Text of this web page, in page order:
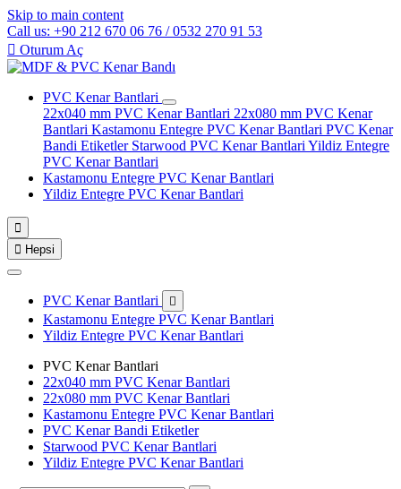
Skip to main content
Call us: +90 212 670 06 76 / 0532 270 91 53
 Oturum Aç
PVC Kenar Bantlari
22x040 mm PVC Kenar Bantlari 22x080 mm PVC Kenar
Bantlari Kastamonu Entegre PVC Kenar Bantlari PVC Kenar
Bandi Etiketler Starwood PVC Kenar Bantlari Yildiz Entegre
PVC Kenar Bantlari
Kastamonu Entegre PVC Kenar Bantlari
Yildiz Entegre PVC Kenar Bantlari

 Hepsi
PVC Kenar Bantlari 
Kastamonu Entegre PVC Kenar Bantlari
Yildiz Entegre PVC Kenar Bantlari
PVC Kenar Bantlari
22x040 mm PVC Kenar Bantlari
22x080 mm PVC Kenar Bantlari
Kastamonu Entegre PVC Kenar Bantlari
PVC Kenar Bandi Etiketler
Starwood PVC Kenar Bantlari
Yildiz Entegre PVC Kenar Bantlari